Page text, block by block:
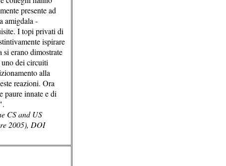
presente ad
amigdala -
I topi privati di
ispirare
erano dimostrate
dei circuiti
alla
reazioni. Ora
paure innate e di
CS and US
2005), DOI